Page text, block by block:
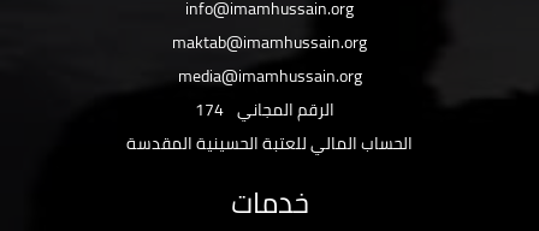
info@imamhussain.org
maktab@imamhussain.org
media@imamhussain.org
الرقم المجاني 174
الحساب المالي للعتبة الحسينية المقدسة
خدمات